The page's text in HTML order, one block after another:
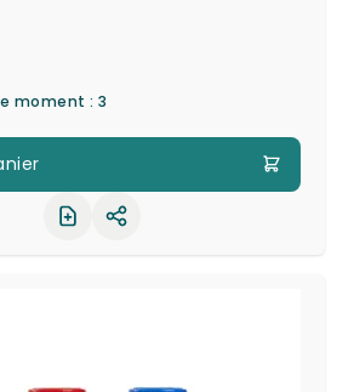
moment : 3
Partager le produit